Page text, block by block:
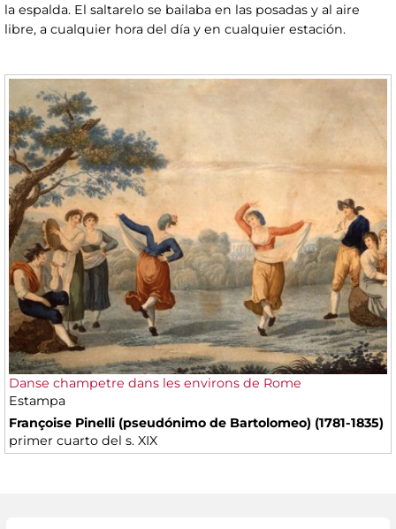
la espalda. El saltarelo se bailaba en las posadas y al aire
libre, a cualquier hora del día y en cualquier estación.
Danse champetre dans les environs de Rome
Estampa
Françoise Pinelli (pseudónimo de Bartolomeo) (1781-1835)
primer cuarto del s. XIX